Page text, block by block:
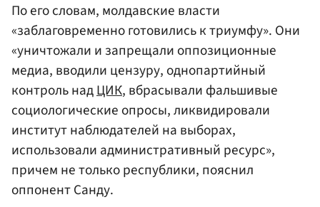
По его словам, молдавские власти
«заблаговременно готовились к триумфу». Они
«уничтожали и запрещали оппозиционные
медиа, вводили цензуру, однопартийный
контроль надЦИК, вбрасывали фальшивые
социологические опросы, ликвидировали
институт наблюдателей на выборах,
использовали административный ресурс»,
причем не только республики, пояснил
оппонент Санду.